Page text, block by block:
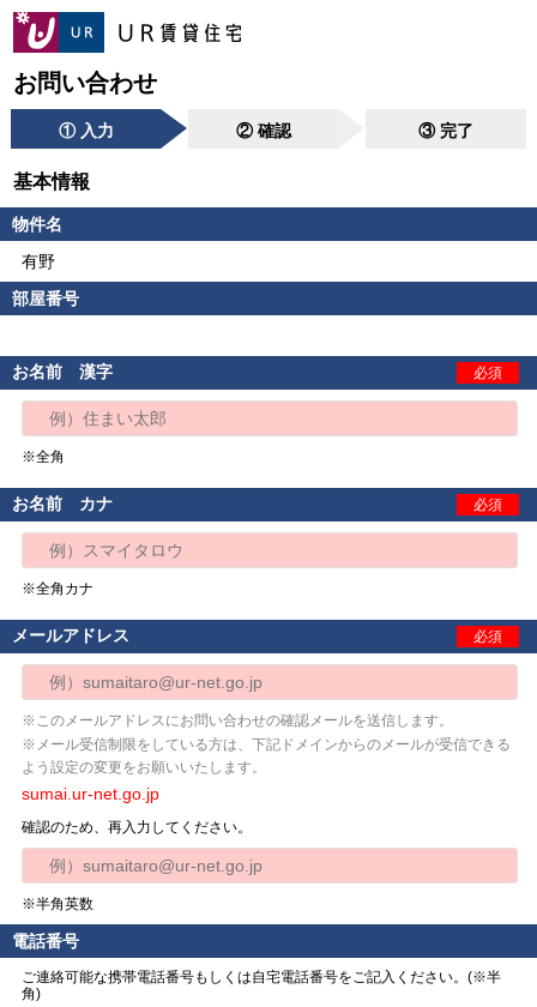
お問い合わせ
① 入力 ② 確認 ③ 完了
基本情報
物件名
有野
部屋番号
お名前 漢字 必須
※全角
お名前 カナ 必須
※全角カナ
メールアドレス 必須
※このメールアドレスにお問い合わせの確認メールを送信します。
※メール受信制限をしている方は、下記ドメインからのメールが受信できる
よう設定の変更をお願いいたします。
sumai.ur-net.go.jp
確認のため、再入力してください。
※半角英数
電話番号
ご連絡可能な携帯電話番号もしくは自宅電話番号をご記入ください。(※半
角)